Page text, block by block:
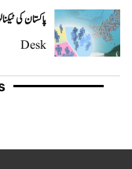
پاکستان کی
Desk